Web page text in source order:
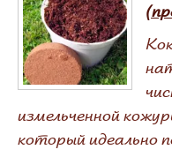
измельченной
который идеально